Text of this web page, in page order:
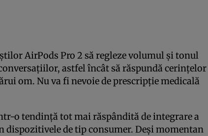
AirPods Pro 2 să regleze volumul și tonul
astfel încât să răspundă cerințelor
om. Nu va fi nevoie de prescripție medicală
o tendință tot mai răspândită de integrare a
dispozitivele de tip consumer. Deși momentan